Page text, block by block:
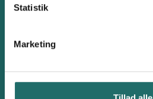
Statistik
Marketing
Artikler